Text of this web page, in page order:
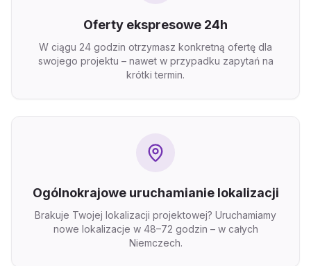
Oferty ekspresowe 24h
W ciągu 24 godzin otrzymasz konkretną ofertę dla
swojego projektu – nawet w przypadku zapytań na
krótki termin.
Ogólnokrajowe uruchamianie lokalizacji
Brakuje Twojej lokalizacji projektowej? Uruchamiamy
nowe lokalizacje w 48–72 godzin – w całych
Niemczech.